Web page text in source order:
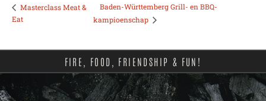
Masterclass Meat &
Eat
Baden-Württemberg Grill- en BBQ-
kampioenschap
FIRE, FOOD, FRIENDSHIP & FUN!